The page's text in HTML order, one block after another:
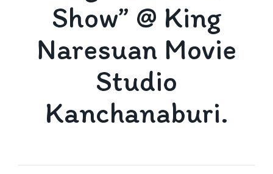
Show” @ King
Naresuan Movie
Studio
Kanchanaburi.